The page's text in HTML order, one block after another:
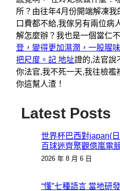
所？由往年4月份開端解凍
口費都不給,我傢另有兩位病
解怎麼辦？我也是一個當仁
登，變得更加濕潤，一股腥
把尺度。記 地址證的,法官說
你法官,我不死一天,我往檢襤
你這幫人渣！
Latest Posts
世界杯巴西對japan(
百球迷齊聚觀億嵐電
2026 年 8 月 6 日
“懂”七種語言 當地研